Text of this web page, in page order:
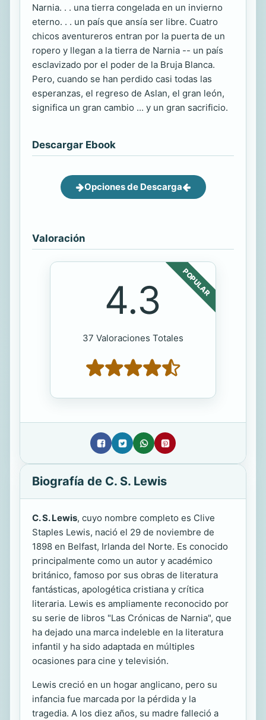
Narnia. . . una tierra congelada en un invierno
eterno. . . un país que ansía ser libre. Cuatro
chicos aventureros entran por la puerta de un
ropero y llegan a la tierra de Narnia -- un país
esclavizado por el poder de la Bruja Blanca.
Pero, cuando se han perdido casi todas las
esperanzas, el regreso de Aslan, el gran león,
significa un gran cambio ... y un gran sacrificio.
Descargar Ebook
Opciones de Descarga
Valoración
POPULAR
4.3
37 Valoraciones Totales
Biografía de C. S. Lewis
C. S. Lewis, cuyo nombre completo es Clive
Staples Lewis, nació el 29 de noviembre de
1898 en Belfast, Irlanda del Norte. Es conocido
principalmente como un autor y académico
británico, famoso por sus obras de literatura
fantásticas, apologética cristiana y crítica
literaria. Lewis es ampliamente reconocido por
su serie de libros "Las Crónicas de Narnia", que
ha dejado una marca indeleble en la literatura
infantil y ha sido adaptada en múltiples
ocasiones para cine y televisión.
Lewis creció en un hogar anglicano, pero su
infancia fue marcada por la pérdida y la
tragedia. A los diez años, su madre falleció a